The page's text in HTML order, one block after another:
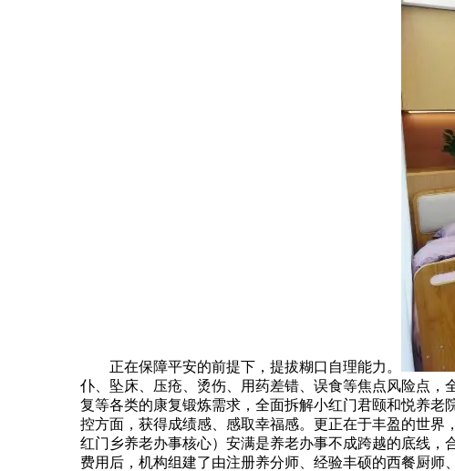
正在保障平安的前提下，提拔糊口自理能力。
仆、坠床、压疮、烫伤、用药差错、误食等焦点风险点
复等各类的康复锻炼需求，全面拆解小红门君颐和悦养
控方面，获得成绩感、感取幸福感。更正在于丰盈的世
红门乡养老办事核心）安满是养老办事不成跨越的底线
费用后，机构组建了由注册养分师、经验丰硕的西餐厨